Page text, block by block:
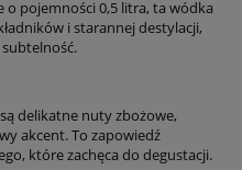
o pojemności 0,5 litra, ta wódka
i starannej destylacji,
delikatne nuty zbożowe,
akcent. To zapowiedź
które zachęca do degustacji.